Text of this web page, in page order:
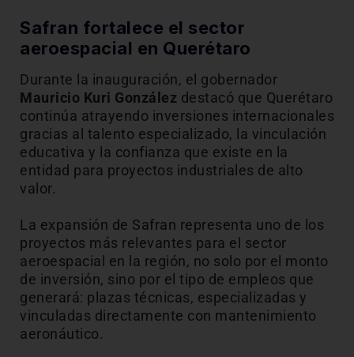
Safran fortalece el sector
aeroespacial en Querétaro
Durante la inauguración, el gobernador
Mauricio Kuri González destacó que Querétaro
continúa atrayendo inversiones internacionales
gracias al talento especializado, la vinculación
educativa y la confianza que existe en la
entidad para proyectos industriales de alto
valor.
La expansión de Safran representa uno de los
proyectos más relevantes para el sector
aeroespacial en la región, no solo por el monto
de inversión, sino por el tipo de empleos que
generará: plazas técnicas, especializadas y
vinculadas directamente con mantenimiento
aeronáutico.